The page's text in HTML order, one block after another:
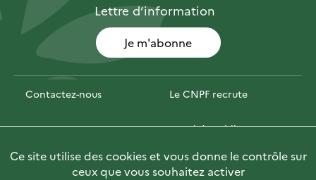
Lettred’information
Je m'abonne
Contactez-nous Le CNPF recrute
Espace presse Marchés publics
Photofor 🇬🇧 Briefly in English
Ce site utilise des cookies et vous donne le contrôle sur
ceux que vous souhaitez activer